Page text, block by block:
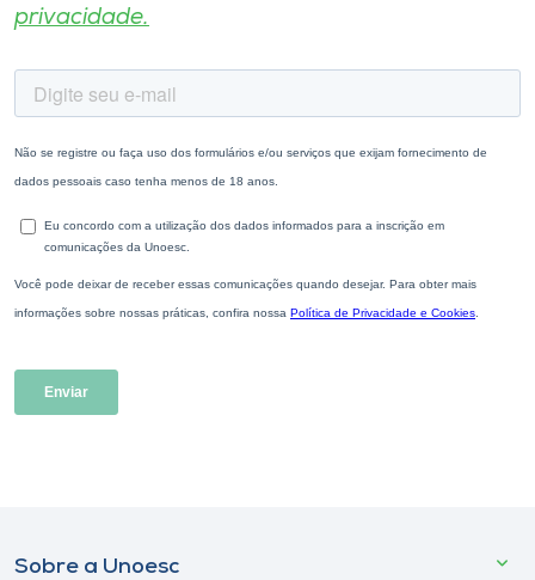
privacidade.
Sobre a Unoesc